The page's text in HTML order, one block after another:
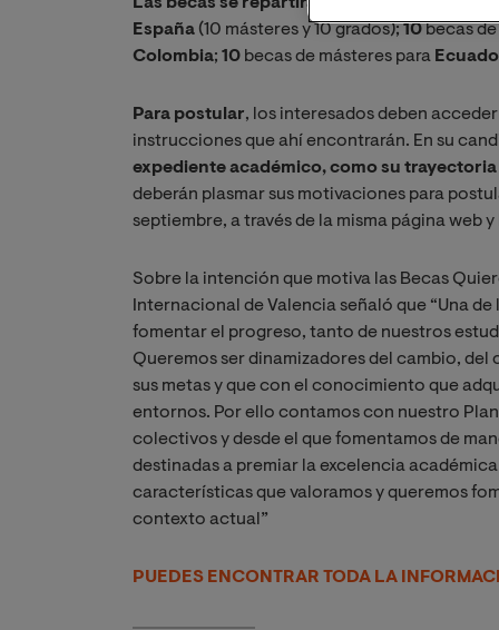
Las becas se repartirán entre los países
España (10 másteres y 10 grados); 10 becas
Colombia; 10 becas de másteres para
Para postular, los interesados deben
instrucciones que ahí encontrarán. En su
expediente académico, como su
deberán plasmar sus motivaciones para
septiembre, a través de la misma página web
Sobre la intención que motiva las Becas
Internacional de Valencia señaló que “Una
fomentar el progreso, tanto de nuestros
Queremos ser dinamizadores del cambio,
sus metas y que con el conocimiento que
entornos. Por ello contamos con nuestro
colectivos y desde el que fomentamos de
destinadas a premiar la excelencia
características que valoramos y queremos
contexto actual”
PUEDES ENCONTRAR TODA LA